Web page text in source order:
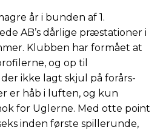
år i bunden af 1.
AB’s dårlige præstationer i
Klubben har formået at
og op til
ikke lagt skjul på forårs-
er håb i luften, og kun
for Uglerne. Med otte point
inden første spillerunde,